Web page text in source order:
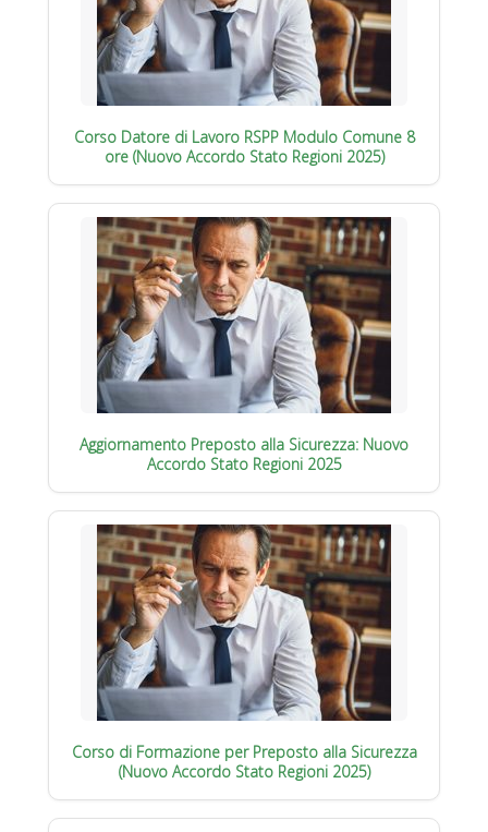
Corso Datore di Lavoro RSPP Modulo Comune 8
ore (Nuovo Accordo Stato Regioni 2025)
Aggiornamento Preposto alla Sicurezza: Nuovo
Accordo Stato Regioni 2025
Corso di Formazione per Preposto alla Sicurezza
(Nuovo Accordo Stato Regioni 2025)